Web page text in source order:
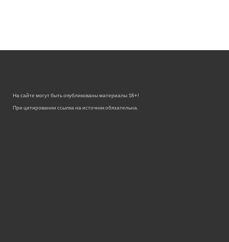
На сайте могут быть опубликованы материалы 18+!
При цитировании ссылка на источник обязательна.